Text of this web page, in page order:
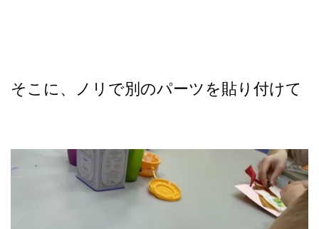
そこに、ノリで別のパーツを貼り付けて